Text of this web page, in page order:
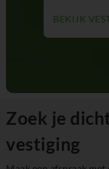
BEKIJK
Zoek je
vestiging